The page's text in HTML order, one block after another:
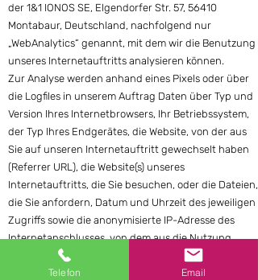
der 1&1 IONOS SE, Elgendorfer Str. 57, 56410
Montabaur, Deutschland, nachfolgend nur
„WebAnalytics“ genannt, mit dem wir die Benutzung
unseres Internetauftritts analysieren können.
Zur Analyse werden anhand eines Pixels oder über
die Logfiles in unserem Auftrag Daten über Typ und
Version Ihres Internetbrowsers, Ihr Betriebssystem,
der Typ Ihres Endgerätes, die Website, von der aus
Sie auf unseren Internetauftritt gewechselt haben
(Referrer URL), die Website(s) unseres
Internetauftritts, die Sie besuchen, oder die Dateien,
die Sie anfordern, Datum und Uhrzeit des jeweiligen
Zugriffs sowie die anonymisierte IP-Adresse des
Internetanschlusses, von dem aus die Nutzung
unseres Internetauftritts erfolgt, erhoben.
Im Falle einer von Ihnen erteilten Einwilligung für
Telefon Email